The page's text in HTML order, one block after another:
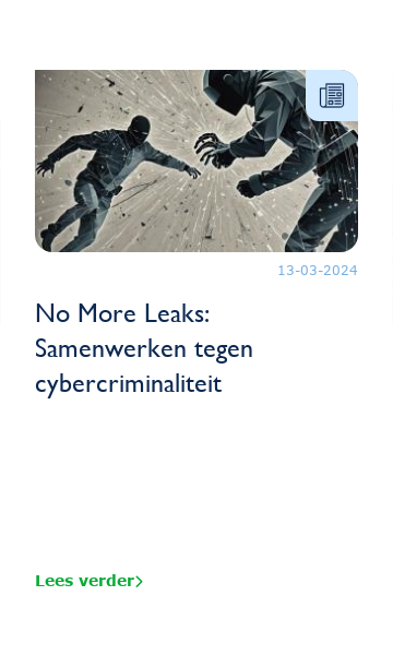
13-03-2024
No More Leaks:
Samenwerken tegen
cybercriminaliteit
Lees verder